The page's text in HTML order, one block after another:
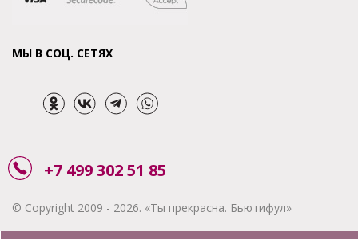
МЫ В СОЦ. СЕТЯХ
+7 499 302 51 85
© Copyright 2009 - 2026. «Ты прекрасна. Бьютифул»